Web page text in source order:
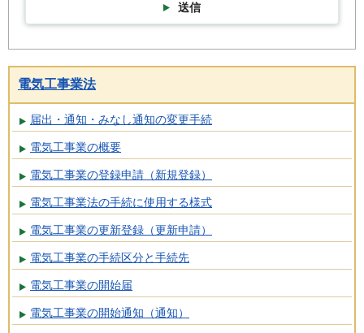
送信
電気工事業法
届出・通知・みなし通知の変更手続
電気工事業の概要
電気工事業の登録申請（新規登録）
電気工事業法の手続に使用する様式
電気工事業の更新登録（更新申請）
電気工事業の手続区分と手続先
電気工事業の開始届
電気工事業の開始通知（通知）